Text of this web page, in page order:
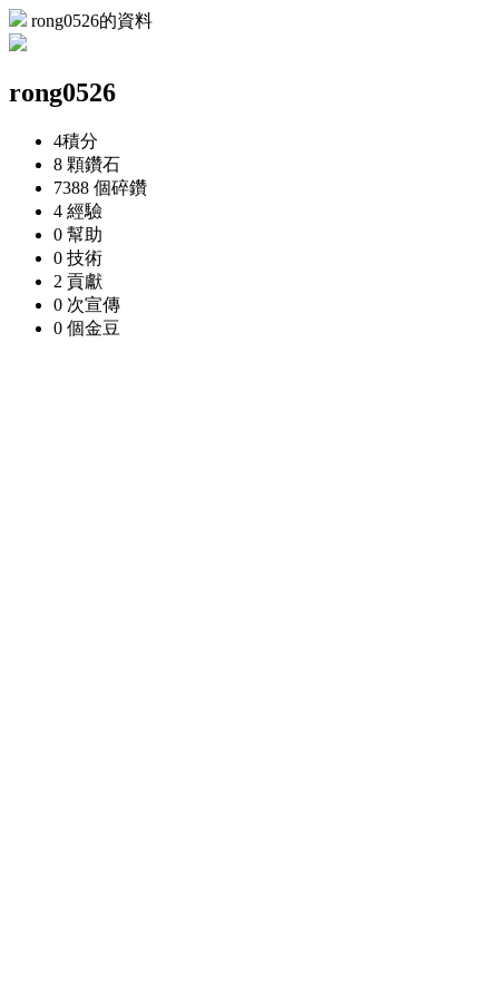
rong0526的資料
rong0526
4積分
8 顆鑽石
7388 個碎鑽
4 經驗
0 幫助
0 技術
2 貢獻
0 次宣傳
0 個金豆